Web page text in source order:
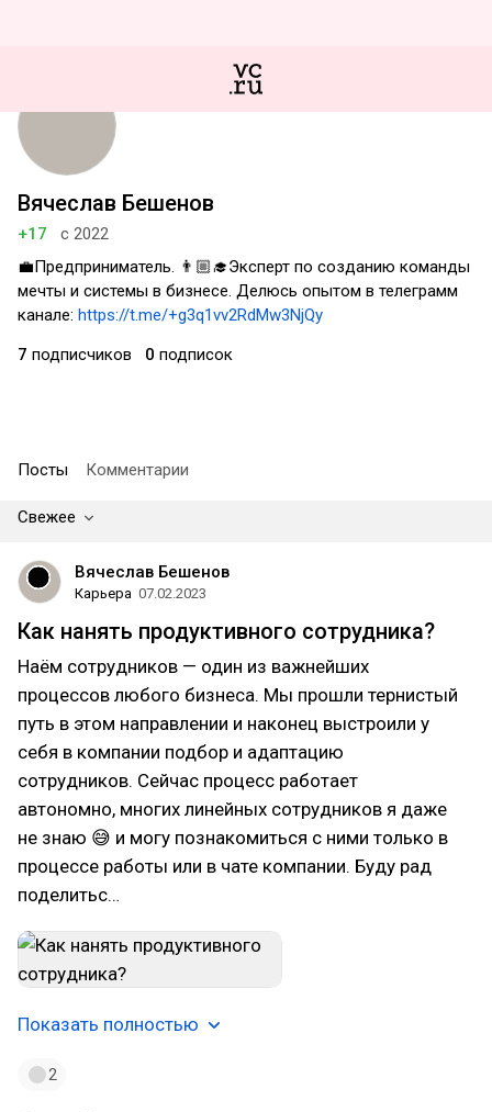
Вячеслав Бешенов
+17
с 2022
💼Предприниматель. 👨🏼‍🎓Эксперт по созданию команды
мечты и системы в бизнесе. Делюсь опытом в телеграмм
канале: https://t.me/+g3q1vv2RdMw3NjQy
7 подписчиков 0 подписок
Посты Комментарии
Свежее
Вячеслав Бешенов
Карьера 07.02.2023
Как нанять продуктивного сотрудника?
Наём сотрудников — один из важнейших
процессов любого бизнеса. Мы прошли тернистый
путь в этом направлении и наконец выстроили у
себя в компании подбор и адаптацию
сотрудников. Сейчас процесс работает
автономно, многих линейных сотрудников я даже
не знаю 😅 и могу познакомиться с ними только в
процессе работы или в чате компании. Буду рад
поделитьс…
Показать полностью
2